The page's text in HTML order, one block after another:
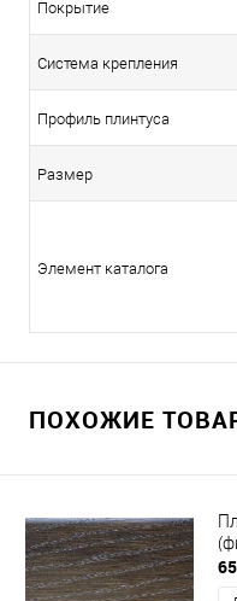
Покрытие
Система крепления
Профиль плинтуса
Размер
Элемент каталога
ПОХОЖИЕ